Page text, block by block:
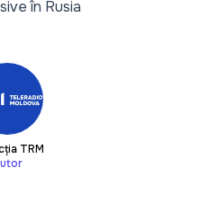
în Rusia
TRM